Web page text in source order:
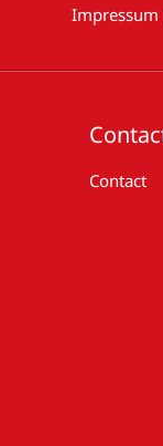
Impressum
Contact